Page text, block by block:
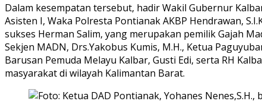
Dalam kesempatan tersebut, hadir Wakil Gubernur
Asisten I, Waka Polresta Pontianak AKBP Hendrawan,
sukses Herman Salim, yang merupakan pemilik Gajah
Sekjen MADN, Drs.Yakobus Kumis, M.H., Ketua
Barusan Pemuda Melayu Kalbar, Gusti Edi, serta RH
masyarakat di wilayah Kalimantan Barat.